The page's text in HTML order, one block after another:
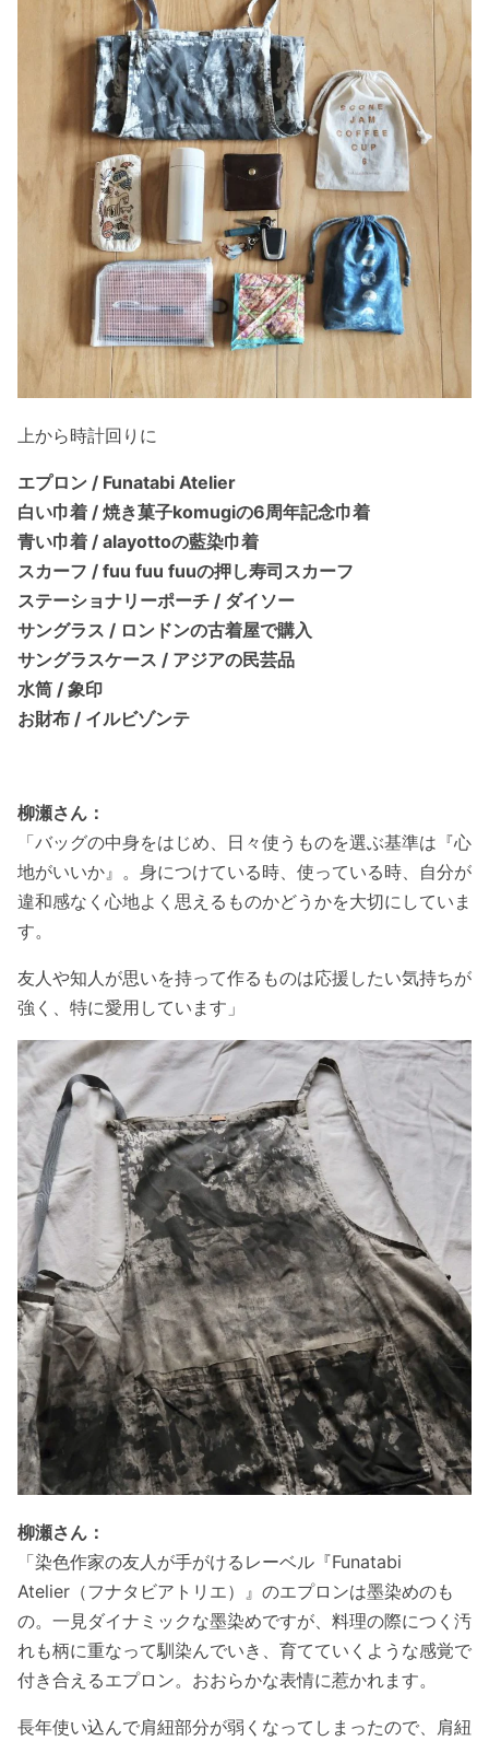
上から時計回りに
エプロン / Funatabi Atelier
白い巾着 / 焼き菓子komugiの6周年記念巾着
青い巾着 / alayottoの藍染巾着
スカーフ / fuu fuu fuuの押し寿司スカーフ
ステーショナリーポーチ / ダイソー
サングラス / ロンドンの古着屋で購入
サングラスケース / アジアの民芸品
水筒 / 象印
お財布 / イルビゾンテ
柳瀬さん：
「バッグの中身をはじめ、日々使うものを選ぶ基準は『心
地がいいか』。身につけている時、使っている時、自分が
違和感なく心地よく思えるものかどうかを大切にしていま
す。
友人や知人が思いを持って作るものは応援したい気持ちが
強く、特に愛用しています」
柳瀬さん：
「染色作家の友人が手がけるレーベル『Funatabi
Atelier（フナタビアトリエ）』のエプロンは墨染めのも
の。一見ダイナミックな墨染めですが、料理の際につく汚
れも柄に重なって馴染んでいき、育てていくような感覚で
付き合えるエプロン。おおらかな表情に惹かれます。
長年使い込んで肩紐部分が弱くなってしまったので、肩紐